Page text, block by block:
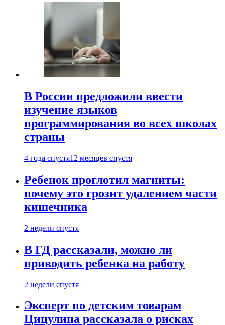
В России предложили ввести
изучение языков
программирования во всех школах
страны
4 года спустя12 месяцев спустя
Ребенок проглотил магниты:
почему это грозит удалением части
кишечника
2 недели спустя
В ГД рассказали, можно ли
приводить ребенка на работу
2 недели спустя
Эксперт по детским товарам
Цицулина рассказала о рисках